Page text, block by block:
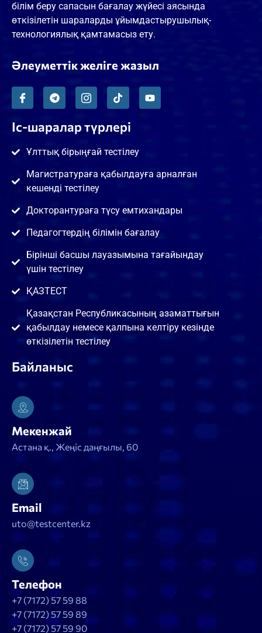
білім беру сапасын бағалау жүйесі аясында
өткізілетін шараларды ұйымдастырушылық-
технологиялық қамтамасыз ету.
Әлеуметтік желіге жазыл
Іс-шаралар түрлері
Ұлттық бірыңғай тестілеу
Магистратураға қабылдауға арналған
кешенді тестілеу
Докторантураға түсу емтихандары
Педагогтердің білімін бағалау
Бірінші басшы лауазымына тағайындау
үшін тестілеу
ҚАЗТЕСТ
Қазақстан Республикасының азаматтығын
қабылдау немесе қалпына келтіру кезінде
өткізілетін тестілеу
Байланыс
Мекенжай
Астана қ., Жеңіс даңғылы, 60
Email
uto@testcenter.kz
Телефон
+7 (7172) 57 59 88
+7 (7172) 57 59 89
+7 (7172) 57 59 90